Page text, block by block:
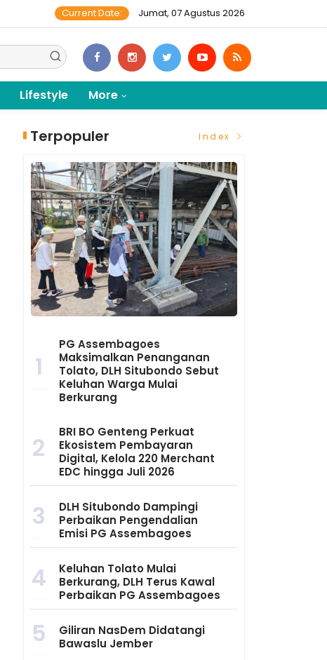
Current Date: Jumat, 07 Agustus 2026
Lifestyle More
Terpopuler Index
1
PG Assembagoes
Maksimalkan Penanganan
Tolato, DLH Situbondo Sebut
Keluhan Warga Mulai
Berkurang
2
BRI BO Genteng Perkuat
Ekosistem Pembayaran
Digital, Kelola 220 Merchant
EDC hingga Juli 2026
3
DLH Situbondo Dampingi
Perbaikan Pengendalian
Emisi PG Assembagoes
4
Keluhan Tolato Mulai
Berkurang, DLH Terus Kawal
Perbaikan PG Assembagoes
5
Giliran NasDem Didatangi
Bawaslu Jember